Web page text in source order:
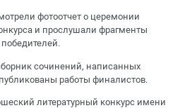
фотоотчет о церемонии
и прослушали фрагменты
сочинений, написанных
работы финалистов.
литературный конкурс имени